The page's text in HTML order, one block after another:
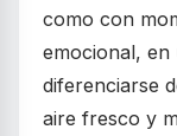
como con
emocional,
diferenciarse
aire fresco y